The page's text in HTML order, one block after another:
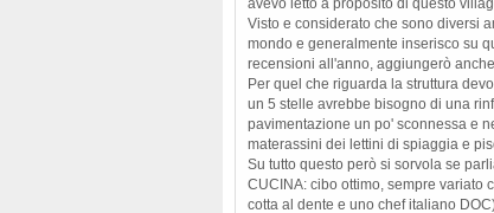
Visto e considerato che sono diversi
mondo e generalmente inserisco su
recensioni all'anno, aggiungerò anche
Per quel che riguarda la struttura
un 5 stelle avrebbe bisogno di una
pavimentazione un po' sconnessa e
materassini dei lettini di spiaggia e
Su tutto questo però si sorvola se
CUCINA: cibo ottimo, sempre variato
cotta al dente e uno chef italiano